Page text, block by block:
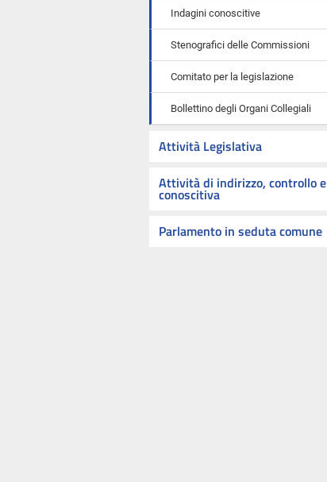
Indagini conoscitive
Stenografici delle Commissioni
Comitato per la legislazione
Bollettino degli Organi Collegiali
Attività Legislativa
Attività di indirizzo, controllo e
conoscitiva
Parlamento in seduta comune